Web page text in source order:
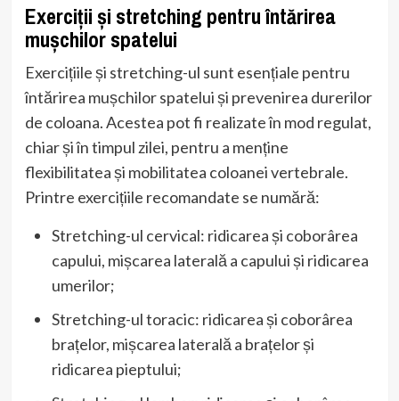
Exerciții și stretching pentru întărirea
mușchilor spatelui
Exercițiile și stretching-ul sunt esențiale pentru
întărirea mușchilor spatelui și prevenirea durerilor
de coloana. Acestea pot fi realizate în mod regulat,
chiar și în timpul zilei, pentru a menține
flexibilitatea și mobilitatea coloanei vertebrale.
Printre exercițiile recomandate se numără:
Stretching-ul cervical: ridicarea și coborârea
capului, mișcarea laterală a capului și ridicarea
umerilor;
Stretching-ul toracic: ridicarea și coborârea
brațelor, mișcarea laterală a brațelor și
ridicarea pieptului;